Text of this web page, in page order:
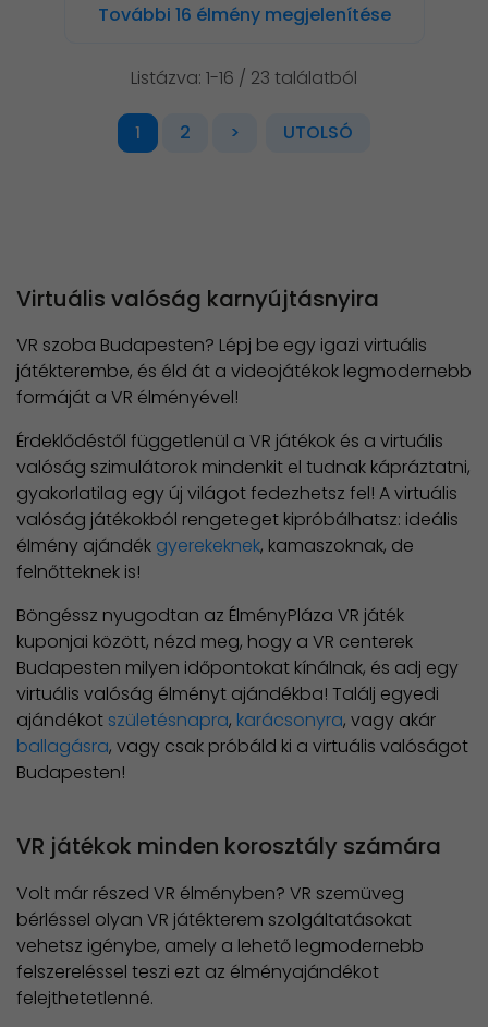
További 16 élmény megjelenítése
Listázva: 1-16 / 23 találatból
1 2 > UTOLSÓ
Virtuális valóság karnyújtásnyira
VR szoba Budapesten? Lépj be egy igazi virtuális
játékterembe, és éld át a videojátékok legmodernebb
formáját a VR élményével!
Érdeklődéstől függetlenül a VR játékok és a virtuális
valóság szimulátorok mindenkit el tudnak kápráztatni,
gyakorlatilag egy új világot fedezhetsz fel! A virtuális
valóság játékokból rengeteget kipróbálhatsz: ideális
élmény ajándék gyerekeknek, kamaszoknak, de
felnőtteknek is!
Böngéssz nyugodtan az ÉlményPláza VR játék
kuponjai között, nézd meg, hogy a VR centerek
Budapesten milyen időpontokat kínálnak, és adj egy
virtuális valóság élményt ajándékba! Találj egyedi
ajándékot születésnapra, karácsonyra, vagy akár
ballagásra, vagy csak próbáld ki a virtuális valóságot
Budapesten!
VR játékok minden korosztály számára
Volt már részed VR élményben? VR szemüveg
bérléssel olyan VR játékterem szolgáltatásokat
vehetsz igénybe, amely a lehető legmodernebb
felszereléssel teszi ezt az élményajándékot
felejthetetlenné.